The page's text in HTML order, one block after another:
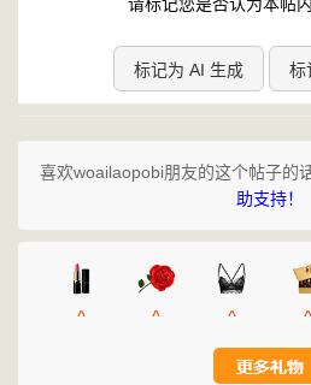
标记为 AI 生成 标
喜欢woailaopobi朋友的这个帖子的
助支持！
^ ^ ^ ^